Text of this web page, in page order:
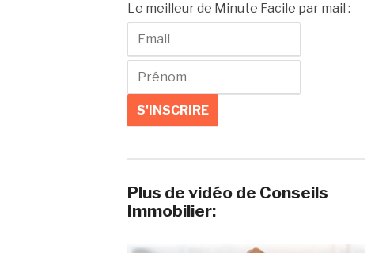
Le meilleur de Minute Facile par mail :
Plus de vidéo de Conseils
Immobilier: